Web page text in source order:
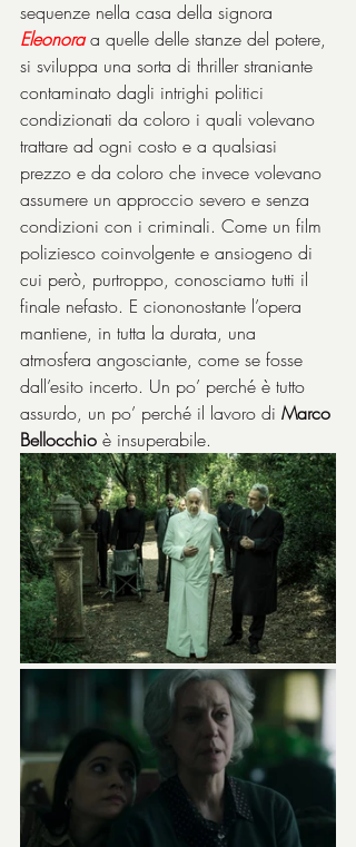
sequenze nella casa della signora
Eleonora a quelle delle stanze del potere,
si sviluppa una sorta di thriller straniante
contaminato dagli intrighi politici
condizionati da coloro i quali volevano
trattare ad ogni costo e a qualsiasi
prezzo e da coloro che invece volevano
assumere un approccio severo e senza
condizioni con i criminali. Come un film
poliziesco coinvolgente e ansiogeno di
cui però, purtroppo, conosciamo tutti il
finale nefasto. E ciononostante l’opera
mantiene, in tutta la durata, una
atmosfera angosciante, come se fosse
dall’esito incerto. Un po’ perché è tutto
assurdo, un po’ perché il lavoro di Marco
Bellocchio è insuperabile.